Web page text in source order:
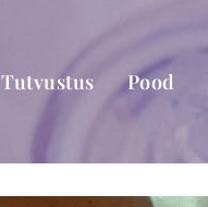
Tutvustus Pood